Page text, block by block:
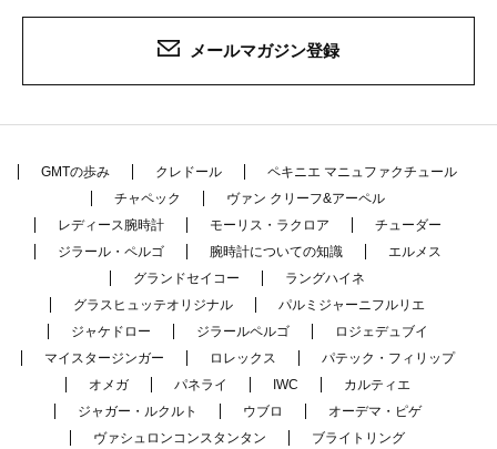
メールマガジン登録
GMTの歩み クレドール
ペキニエ マニュファクチュール
チャペック
ヴァン クリーフ&アーペル
レディース腕時計
モーリス・ラクロア
チューダー
ジラール・ペルゴ
腕時計についての知識
エルメス
グランドセイコー
ラングハイネ
グラスヒュッテオリジナル
パルミジャーニフルリエ
ジャケドロー
ジラールペルゴ
ロジェデュブイ
マイスタージンガー
ロレックス
パテック・フィリップ
オメガ
パネライ IWC
カルティエ
ジャガー・ルクルト
ウブロ
オーデマ・ピゲ
ヴァシュロンコンスタンタン
ブライトリング